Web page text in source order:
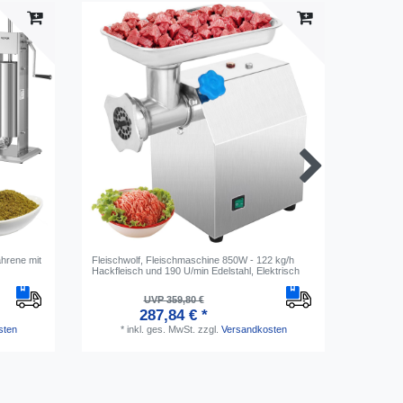
mit
Fleischwolf, Fleischmaschine 850W - 122 kg/h
Hackfleisch und 190 U/min Edelstahl, Elektrisch
UVP 359,80 €
287,84 € *
* inkl. ges. MwSt. zzgl. Versandkosten